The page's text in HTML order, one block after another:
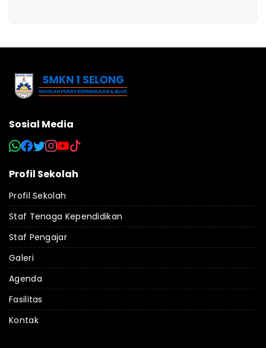
Sosial Media
Profil Sekolah
Profil Sekolah
Staf Tenaga Kependidikan
Staf Pengajar
Galeri
Agenda
Fasilitas
Kontak